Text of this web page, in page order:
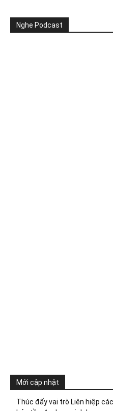
Nghe Podcast
Mới cập nhật
Thúc đẩy vai trò Liên hiệp